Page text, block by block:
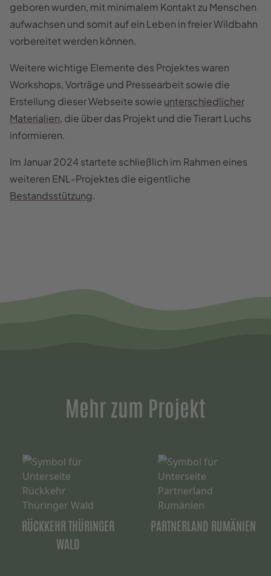
geboren wurden, mit minimalem Kontakt zu Menschen
aufwachsen und somit auf ein Leben in freier Wildbahn
vorbereitet werden können.
Weitere wichtige Elemente des Projektes waren
Workshops, Vorträge und Pressearbeit sowie die
Erstellung dieser Webseite sowie unterschiedlicher
Materialien, die über das Projekt und die Tierart Luchs
informieren.
Im Januar 2024 startete schließlich im Rahmen eines
weiteren ENL-Projektes die eigentliche
Bestandsstützung.
Mehr zum Projekt
RÜCKKEHR THÜRINGER
WALD
PARTNERLAND RUMÄNIEN